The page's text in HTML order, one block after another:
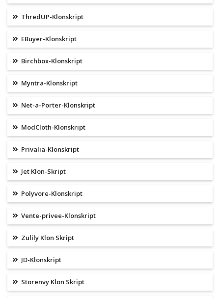
ThredUP-Klonskript
EBuyer-Klonskript
Birchbox-Klonskript
Myntra-Klonskript
Net-a-Porter-Klonskript
ModCloth-Klonskript
Privalia-Klonskript
Jet Klon-Skript
Polyvore-Klonskript
Vente-privee-Klonskript
Zulily Klon Skript
JD-Klonskript
Storenvy Klon Skript